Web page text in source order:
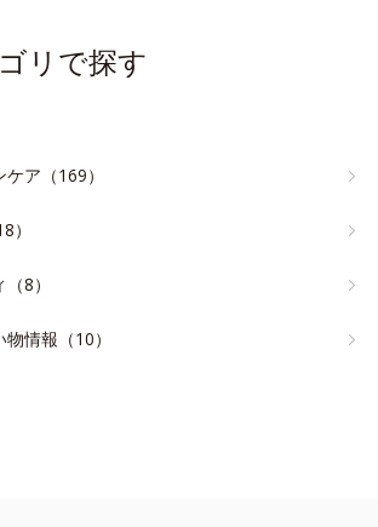
リで探す
ア（169）
）
8）
物情報（10）